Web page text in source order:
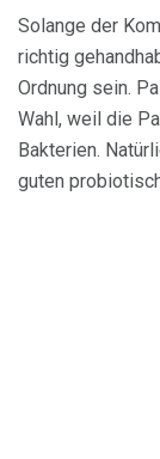
Solange der
richtig
Ordnung sein.
Wahl, weil die
Bakterien.
guten